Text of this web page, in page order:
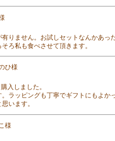
りません。お試しセットなんかあっ
ろ私も食べさせて頂きます。
ひ様
入しました。
ラッピングも丁寧でギフトにもよか
います。
様